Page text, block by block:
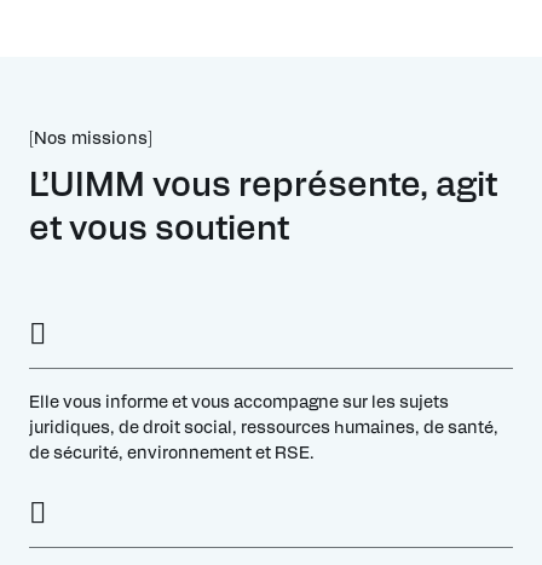
[Nos missions]
L’UIMM vous représente, agit
et vous soutient
Elle vous informe et vous accompagne sur les sujets
juridiques, de droit social, ressources humaines, de santé,
de sécurité, environnement et RSE.